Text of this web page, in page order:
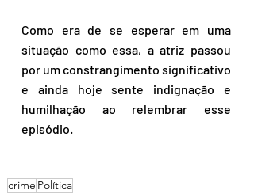
Como era de se esperar em uma
situação como essa, a atriz passou
por um constrangimento significativo
e ainda hoje sente indignação e
humilhação ao relembrar esse
episódio.
crime Política